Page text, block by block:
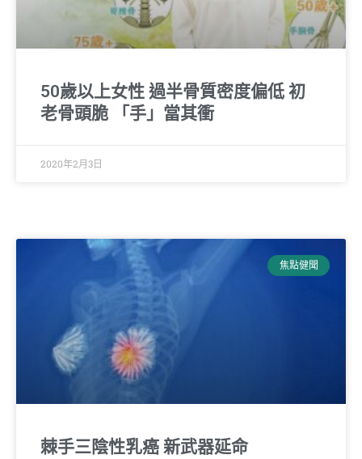
50歲以上女性 過半骨質密度偏低 初
老骨頭脆 「手」當其衝
2020年2月3日
焦點健聞
棘手三陰性乳癌 新武器延命